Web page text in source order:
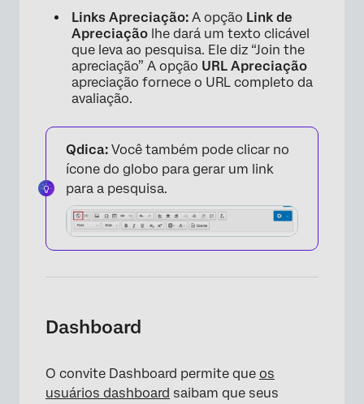
×
Links Apreciação: A opção Link de
Apreciação lhe dará um texto clicável
que leva ao pesquisa. Ele diz “Join the
apreciação” A opção URL Apreciação
apreciação fornece o URL completo da
avaliação.
Qdica: Você também pode clicar no
ícone do globo para gerar um link
para a pesquisa.
Dashboard
O convite Dashboard permite que os
usuários dashboard saibam que seus